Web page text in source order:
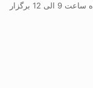
صنعتی)، یک کارگاه آموزشی در تاریخ پنجشنبه 13 آذرماه ساعت 9 الی 12 برگزار